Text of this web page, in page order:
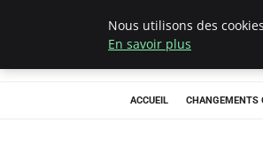
ACCUEIL CHANGEMENTS
Nous utilisons des
En savoir plus